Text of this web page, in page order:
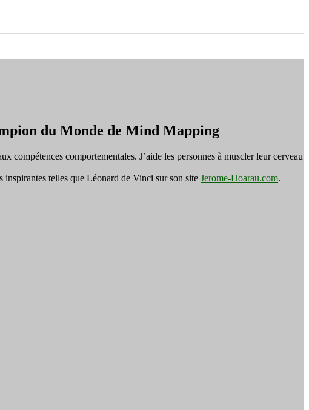
du Monde de Mind Mapping
comportementales. J’aide les personnes à muscler leur cerveau
telles que Léonard de Vinci sur son site Jerome-Hoarau.com.